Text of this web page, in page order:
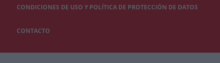
CONDICIONES DE USO Y POLÍTICA DE PROTECCIÓN DE DATOS
CONTACTO